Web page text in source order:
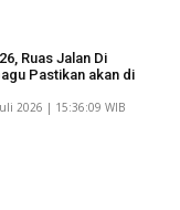
Ruas Jalan Di
Pastikan akan di
2026 | 15:36:09 WIB